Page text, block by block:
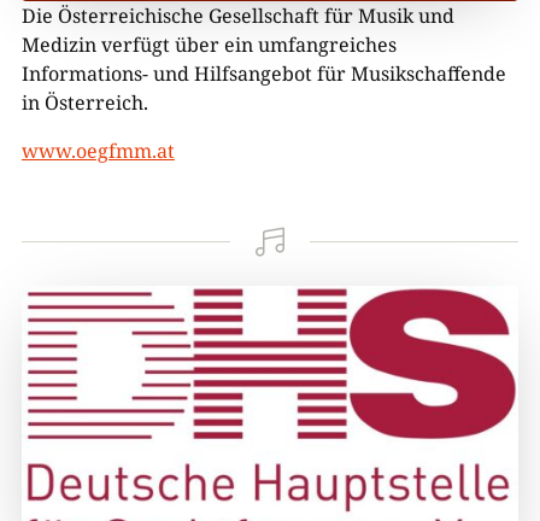
Die Österreichische Gesellschaft für Musik und
Medizin verfügt über ein umfangreiches
Informations- und Hilfsangebot für Musikschaffende
in Österreich.
www.oegfmm.at
